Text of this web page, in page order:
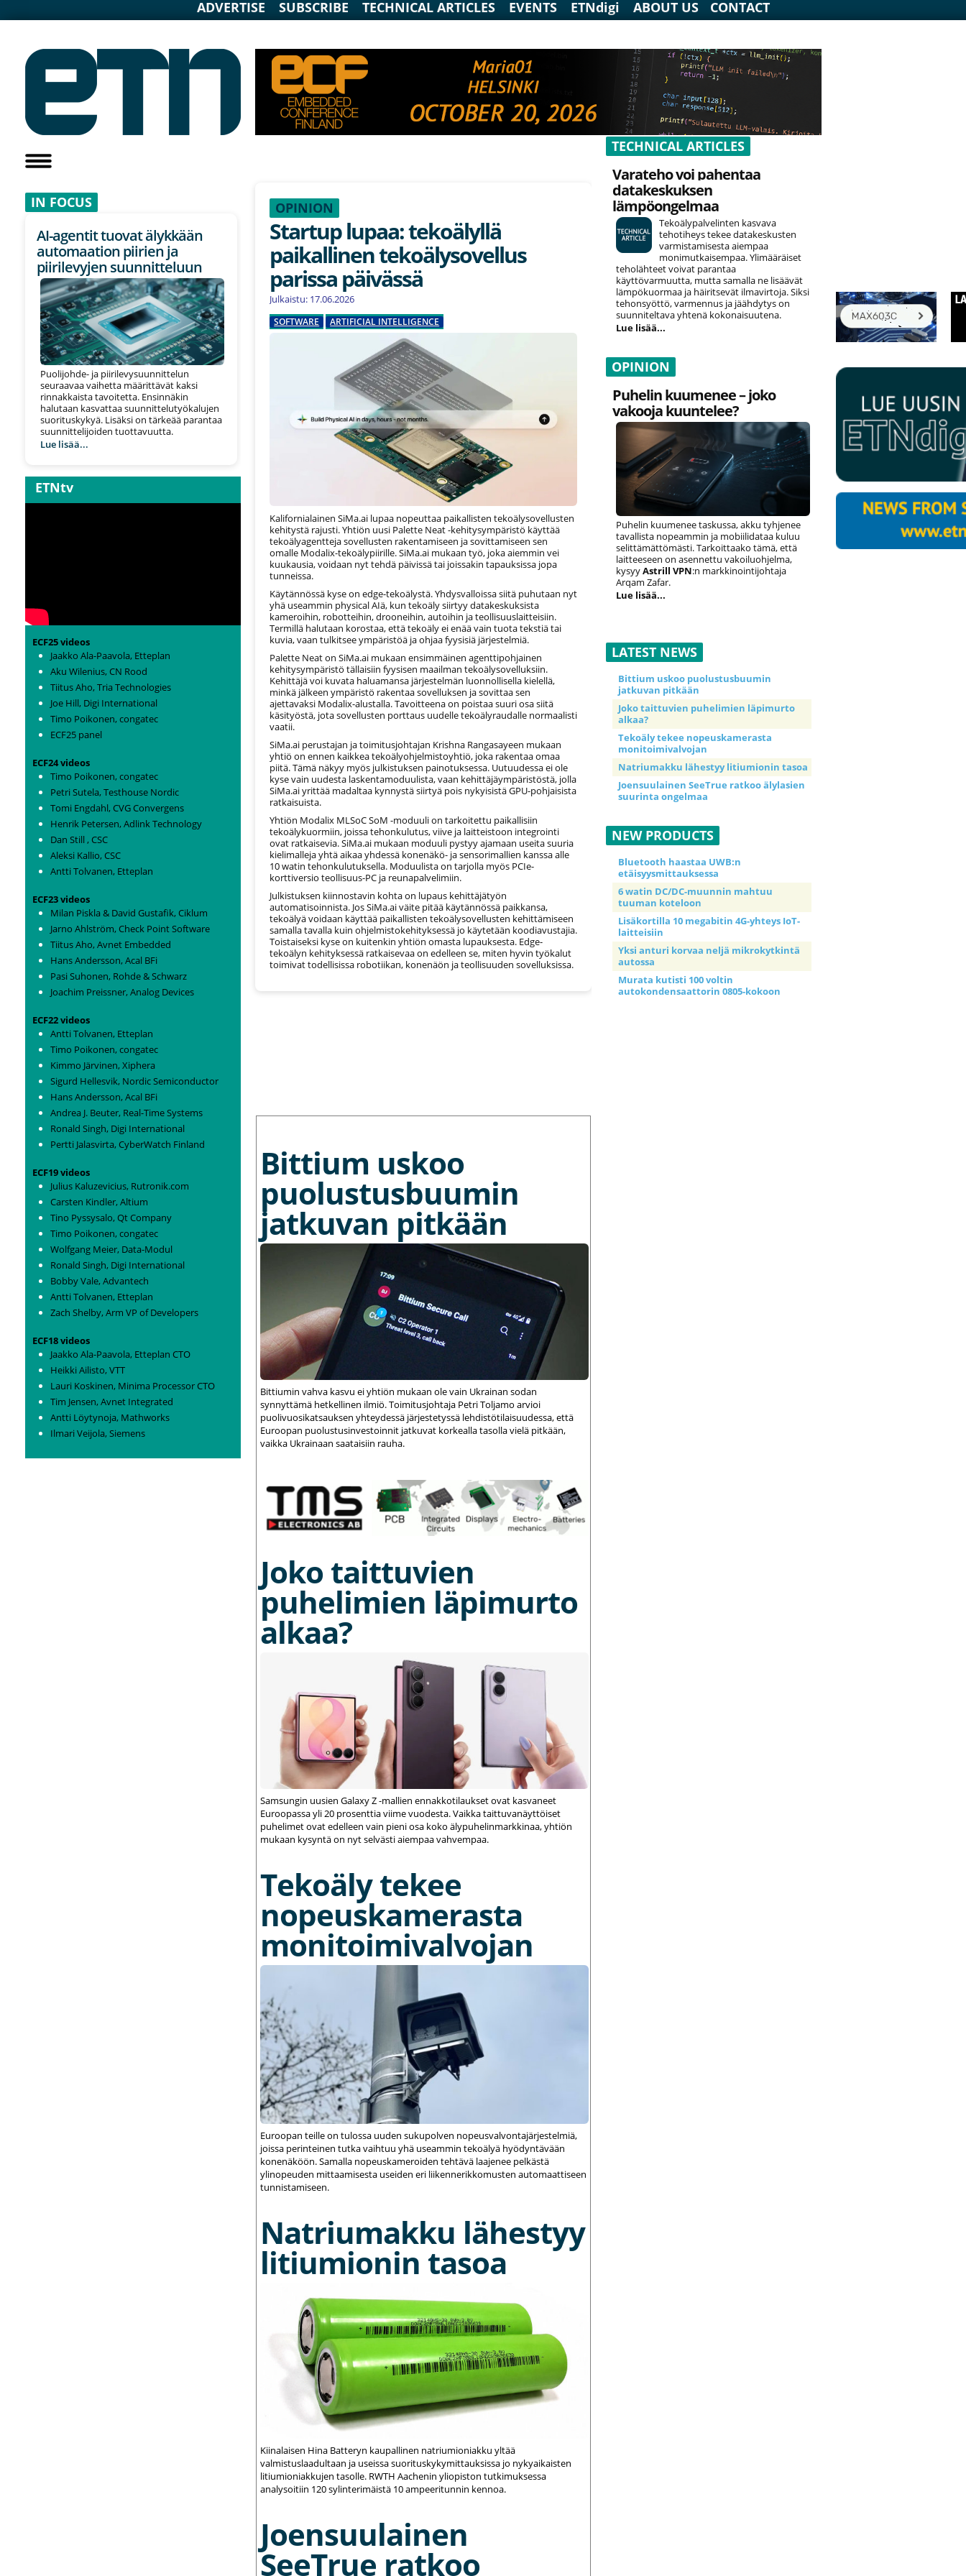
ADVERTISE SUBSCRIBE TECHNICAL ARTICLES EVENTS ETNdigi ABOUT US CONTACT
IN FOCUS
AI-agentit tuovat älykkään
automaation piirien ja
piirilevyjen suunnitteluun
Puolijohde- ja piirilevysuunnittelun
seuraavaa vaihetta määrittävät kaksi
rinnakkaista tavoitetta. Ensinnäkin
halutaan kasvattaa suunnittelutyökalujen
suorituskykyä. Lisäksi on tärkeää parantaa
suunnittelijoiden tuottavuutta.
Lue lisää...
ETNtv
ECF25 videos
Jaakko Ala-Paavola, Etteplan
Aku Wilenius, CN Rood
Tiitus Aho, Tria Technologies
Joe Hill, Digi International
Timo Poikonen, congatec
ECF25 panel
ECF24 videos
Timo Poikonen, congatec
Petri Sutela, Testhouse Nordic
Tomi Engdahl, CVG Convergens
Henrik Petersen, Adlink Technology
Dan Still , CSC
Aleksi Kallio, CSC
Antti Tolvanen, Etteplan
ECF23 videos
Milan Piskla & David Gustafik, Ciklum
Jarno Ahlström, Check Point Software
Tiitus Aho, Avnet Embedded
Hans Andersson, Acal BFi
Pasi Suhonen, Rohde & Schwarz
Joachim Preissner, Analog Devices
ECF22 videos
Antti Tolvanen, Etteplan
Timo Poikonen, congatec
Kimmo Järvinen, Xiphera
Sigurd Hellesvik, Nordic Semiconductor
Hans Andersson, Acal BFi
Andrea J. Beuter, Real-Time Systems
Ronald Singh, Digi International
Pertti Jalasvirta, CyberWatch Finland
ECF19 videos
Julius Kaluzevicius, Rutronik.com
Carsten Kindler, Altium
Tino Pyssysalo, Qt Company
Timo Poikonen, congatec
Wolfgang Meier, Data-Modul
Ronald Singh, Digi International
Bobby Vale, Advantech
Antti Tolvanen, Etteplan
Zach Shelby, Arm VP of Developers
ECF18 videos
Jaakko Ala-Paavola, Etteplan CTO
Heikki Ailisto, VTT
Lauri Koskinen, Minima Processor CTO
Tim Jensen, Avnet Integrated
Antti Löytynoja, Mathworks
Ilmari Veijola, Siemens
OPINION
Startup lupaa: tekoälyllä
paikallinen tekoälysovellus
parissa päivässä
Julkaistu: 17.06.2026
SOFTWARE ARTIFICIAL INTELLIGENCE
Kalifornialainen SiMa.ai lupaa nopeuttaa paikallisten tekoälysovellusten
kehitystä rajusti. Yhtiön uusi Palette Neat -kehitysympäristö käyttää
tekoälyagentteja sovellusten rakentamiseen ja sovittamiseen sen
omalle Modalix-tekoälypiirille. SiMa.ai mukaan työ, joka aiemmin vei
kuukausia, voidaan nyt tehdä päivissä tai joissakin tapauksissa jopa
tunneissa.
Käytännössä kyse on edge-tekoälystä. Yhdysvalloissa siitä puhutaan nyt
yhä useammin physical AIä, kun tekoäly siirtyy datakeskuksista
kameroihin, robotteihin, drooneihin, autoihin ja teollisuuslaitteisiin.
Termillä halutaan korostaa, että tekoäly ei enää vain tuota tekstiä tai
kuvia, vaan tulkitsee ympäristöä ja ohjaa fyysisiä järjestelmiä.
Palette Neat on SiMa.ai mukaan ensimmäinen agenttipohjainen
kehitysympäristö tällaisiin fyysisen maailman tekoälysovelluksiin.
Kehittäjä voi kuvata haluamansa järjestelmän luonnollisella kielellä,
minkä jälkeen ympäristö rakentaa sovelluksen ja sovittaa sen
ajettavaksi Modalix-alustalla. Tavoitteena on poistaa suuri osa siitä
käsityöstä, jota sovellusten porttaus uudelle tekoälyraudalle normaalisti
vaatii.
SiMa.ai perustajan ja toimitusjohtajan Krishna Rangasayeen mukaan
yhtiö on ennen kaikkea tekoälyohjelmistoyhtiö, joka rakentaa omaa
piitä. Tämä näkyy myös julkistuksen painotuksessa. Uutuudessa ei ole
kyse vain uudesta laskentamoduulista, vaan kehittäjäympäristöstä, jolla
SiMa.ai yrittää madaltaa kynnystä siirtyä pois nykyisistä GPU-pohjaisista
ratkaisuista.
Yhtiön Modalix MLSoC SoM -moduuli on tarkoitettu paikallisiin
tekoälykuormiin, joissa tehonkulutus, viive ja laitteistoon integrointi
ovat ratkaisevia. SiMa.ai mukaan moduuli pystyy ajamaan useita suuria
kielimalleja yhtä aikaa yhdessä konenäkö- ja sensorimallien kanssa alle
10 watin tehonkulutuksella. Moduulista on tarjolla myös PCIe-
korttiversio teollisuus-PC ja reunapalvelimiin.
Julkistuksen kiinnostavin kohta on lupaus kehittäjätyön
automatisoinnista. Jos SiMa.ai väite pitää käytännössä paikkansa,
tekoälyä voidaan käyttää paikallisten tekoälysovellusten kehittämiseen
samalla tavalla kuin ohjelmistokehityksessä jo käytetään koodiavustajia.
Toistaiseksi kyse on kuitenkin yhtiön omasta lupauksesta. Edge-
tekoälyn kehityksessä ratkaisevaa on edelleen se, miten hyvin työkalut
toimivat todellisissa robotiikan, konenäön ja teollisuuden sovelluksissa.
Bittium uskoo
puolustusbuumin
jatkuvan pitkään
Bittiumin vahva kasvu ei yhtiön mukaan ole vain Ukrainan sodan
synnyttämä hetkellinen ilmiö. Toimitusjohtaja Petri Toljamo arvioi
puolivuosikatsauksen yhteydessä järjestetyssä lehdistötilaisuudessa, että
Euroopan puolustusinvestoinnit jatkuvat korkealla tasolla vielä pitkään,
vaikka Ukrainaan saataisiin rauha.
Joko taittuvien
puhelimien läpimurto
alkaa?
Samsungin uusien Galaxy Z -mallien ennakkotilaukset ovat kasvaneet
Euroopassa yli 20 prosenttia viime vuodesta. Vaikka taittuvanäyttöiset
puhelimet ovat edelleen vain pieni osa koko älypuhelinmarkkinaa, yhtiön
mukaan kysyntä on nyt selvästi aiempaa vahvempaa.
Tekoäly tekee
nopeuskamerasta
monitoimivalvojan
Euroopan teille on tulossa uuden sukupolven nopeusvalvontajärjestelmiä,
joissa perinteinen tutka vaihtuu yhä useammin tekoälyä hyödyntävään
konenäköön. Samalla nopeuskameroiden tehtävä laajenee pelkästä
ylinopeuden mittaamisesta useiden eri liikennerikkomusten automaattiseen
tunnistamiseen.
Natriumakku lähestyy
litiumionin tasoa
Kiinalaisen Hina Batteryn kaupallinen natriumioniakku yltää
valmistuslaadultaan ja useissa suorituskykymittauksissa jo nykyaikaisten
litiumioniakkujen tasolle. RWTH Aachenin yliopiston tutkimuksessa
analysoitiin 120 sylinterimäistä 10 ampeeritunnin kennoa.
Joensuulainen
SeeTrue ratkoo
TECHNICAL ARTICLES
Varateho voi pahentaa
datakeskuksen
lämpöongelmaa
Tekoälypalvelinten kasvava
tehotiheys tekee datakeskusten
varmistamisesta aiempaa
monimutkaisempaa. Ylimääräiset
teholähteet voivat parantaa
käyttövarmuutta, mutta samalla ne lisäävät
lämpökuormaa ja häiritsevät ilmavirtoja. Siksi
tehonsyöttö, varmennus ja jäähdytys on
suunniteltava yhtenä kokonaisuutena.
Lue lisää...
OPINION
Puhelin kuumenee – joko
vakooja kuuntelee?
Puhelin kuumenee taskussa, akku tyhjenee
tavallista nopeammin ja mobiilidataa kuluu
selittämättömästi. Tarkoittaako tämä, että
laitteeseen on asennettu vakoiluohjelma,
kysyyAstrill VPN:n markkinointijohtaja
Arqam Zafar.
Lue lisää...
LATEST NEWS
Bittium uskoo puolustusbuumin
jatkuvan pitkään
Joko taittuvien puhelimien läpimurto
alkaa?
Tekoäly tekee nopeuskamerasta
monitoimivalvojan
Natriumakku lähestyy litiumionin tasoa
Joensuulainen SeeTrue ratkoo älylasien
suurinta ongelmaa
NEW PRODUCTS
Bluetooth haastaa UWB:n
etäisyysmittauksessa
6 watin DC/DC-muunnin mahtuu
tuuman koteloon
Lisäkortilla 10 megabitin 4G-yhteys IoT-
laitteisiin
Yksi anturi korvaa neljä mikrokytkintä
autossa
Murata kutisti 100 voltin
autokondensaattorin 0805-kokoon